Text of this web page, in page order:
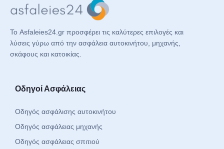
Το Asfaleies24.gr προσφέρει τις καλύτερες επιλογές και
λύσεις γύρω από την ασφάλεια αυτοκινήτου, μηχανής,
σκάφους και κατοικίας.
Οδηγοί Ασφάλειας
Οδηγός ασφάλισης αυτοκινήτου
Οδηγός ασφάλειας μηχανής
Οδηγός ασφάλειας σπιτιού